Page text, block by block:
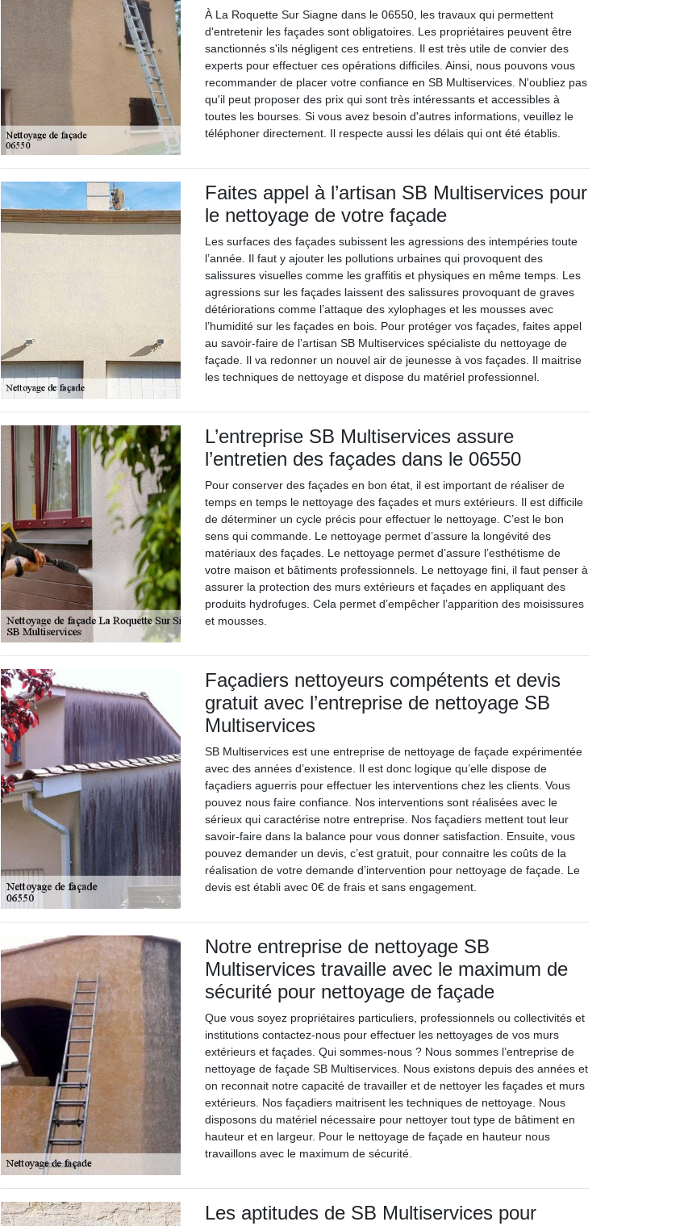
À La Roquette Sur Siagne dans le 06550, les travaux qui permettent
d'entretenir les façades sont obligatoires. Les propriétaires peuvent être
sanctionnés s'ils négligent ces entretiens. Il est très utile de convier des
experts pour effectuer ces opérations difficiles. Ainsi, nous pouvons vous
recommander de placer votre confiance en SB Multiservices. N'oubliez pas
qu'il peut proposer des prix qui sont très intéressants et accessibles à
toutes les bourses. Si vous avez besoin d'autres informations, veuillez le
téléphoner directement. Il respecte aussi les délais qui ont été établis.
Faites appel à l’artisan SB Multiservices pour
le nettoyage de votre façade
Les surfaces des façades subissent les agressions des intempéries toute
l’année. Il faut y ajouter les pollutions urbaines qui provoquent des
salissures visuelles comme les graffitis et physiques en même temps. Les
agressions sur les façades laissent des salissures provoquant de graves
détériorations comme l’attaque des xylophages et les mousses avec
l’humidité sur les façades en bois. Pour protéger vos façades, faites appel
au savoir-faire de l’artisan SB Multiservices spécialiste du nettoyage de
façade. Il va redonner un nouvel air de jeunesse à vos façades. Il maitrise
les techniques de nettoyage et dispose du matériel professionnel.
L’entreprise SB Multiservices assure
l’entretien des façades dans le 06550
Pour conserver des façades en bon état, il est important de réaliser de
temps en temps le nettoyage des façades et murs extérieurs. Il est difficile
de déterminer un cycle précis pour effectuer le nettoyage. C’est le bon
sens qui commande. Le nettoyage permet d’assure la longévité des
matériaux des façades. Le nettoyage permet d’assure l’esthétisme de
votre maison et bâtiments professionnels. Le nettoyage fini, il faut penser à
assurer la protection des murs extérieurs et façades en appliquant des
produits hydrofuges. Cela permet d’empêcher l’apparition des moisissures
et mousses.
Façadiers nettoyeurs compétents et devis
gratuit avec l’entreprise de nettoyage SB
Multiservices
SB Multiservices est une entreprise de nettoyage de façade expérimentée
avec des années d’existence. Il est donc logique qu’elle dispose de
façadiers aguerris pour effectuer les interventions chez les clients. Vous
pouvez nous faire confiance. Nos interventions sont réalisées avec le
sérieux qui caractérise notre entreprise. Nos façadiers mettent tout leur
savoir-faire dans la balance pour vous donner satisfaction. Ensuite, vous
pouvez demander un devis, c’est gratuit, pour connaitre les coûts de la
réalisation de votre demande d’intervention pour nettoyage de façade. Le
devis est établi avec 0€ de frais et sans engagement.
Notre entreprise de nettoyage SB
Multiservices travaille avec le maximum de
sécurité pour nettoyage de façade
Que vous soyez propriétaires particuliers, professionnels ou collectivités et
institutions contactez-nous pour effectuer les nettoyages de vos murs
extérieurs et façades. Qui sommes-nous ? Nous sommes l’entreprise de
nettoyage de façade SB Multiservices. Nous existons depuis des années et
on reconnait notre capacité de travailler et de nettoyer les façades et murs
extérieurs. Nos façadiers maitrisent les techniques de nettoyage. Nous
disposons du matériel nécessaire pour nettoyer tout type de bâtiment en
hauteur et en largeur. Pour le nettoyage de façade en hauteur nous
travaillons avec le maximum de sécurité.
Les aptitudes de SB Multiservices pour